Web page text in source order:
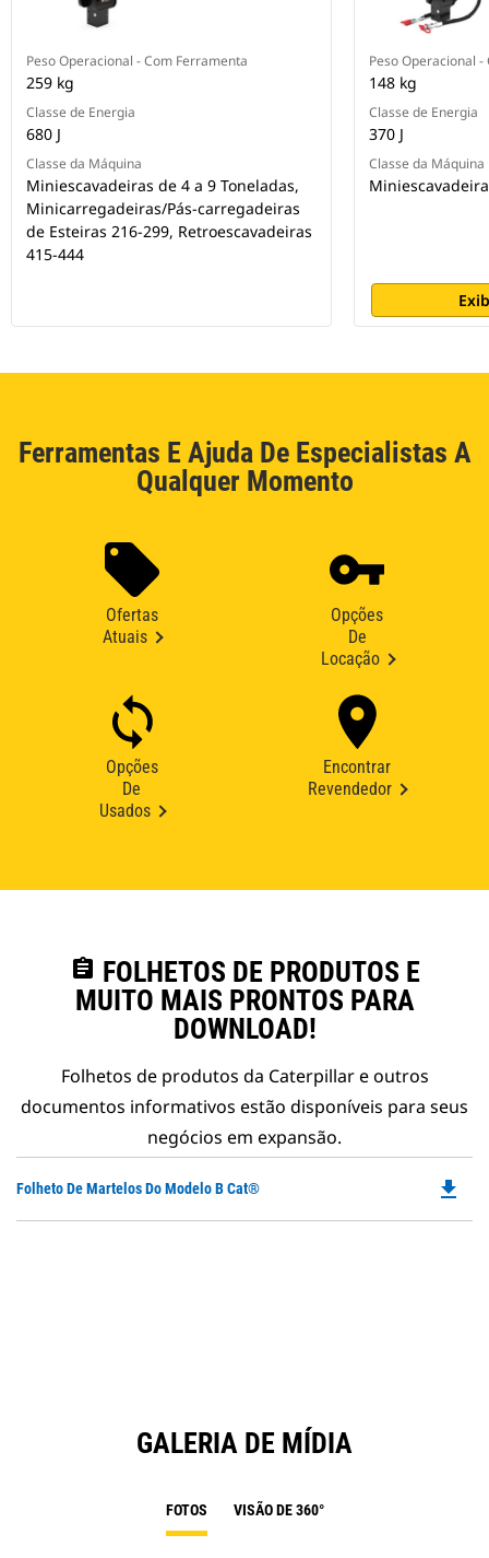
Peso Operacional - Com Ferramenta
259 kg
Classe de Energia
680 J
Classe da Máquina
Miniescavadeiras de 4 a 9 Toneladas,
Minicarregadeiras/Pás-carregadeiras
de Esteiras 216-299, Retroescavadeiras
415-444
Peso Operacional
148 kg
Classe de Energia
370 J
Classe da Máquina
Ferramentas E Ajuda De Especialistas A
Qualquer Momento
Ofertas
Atuais
Opções
De
Locação
Opções
De
Usados
Encontrar
Revendedor
assignment FOLHETOS DE PRODUTOS E
MUITO MAIS PRONTOS PARA
DOWNLOAD!
Folhetos de produtos da Caterpillar e outros
documentos informativos estão disponíveis para seus
negócios em expansão.
Folheto De Martelos Do Modelo B Cat® file_download
GALERIA DE MÍDIA
FOTOS VISÃO DE 360°